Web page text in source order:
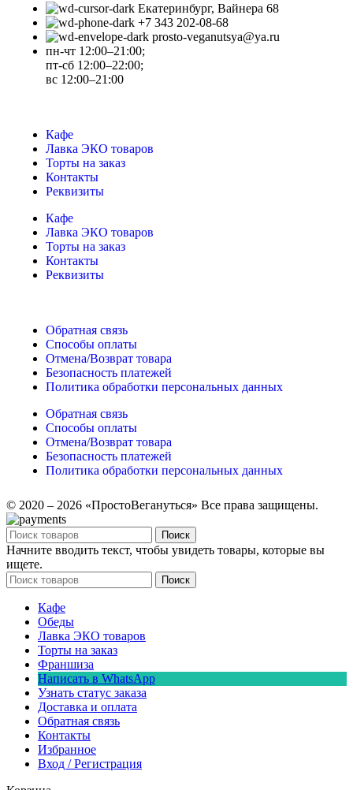
Екатеринбург, Вайнера 68
+7 343 202-08-68
prosto-veganutsya@ya.ru
пн-чт 12:00–21:00;
пт-сб 12:00–22:00;
вс 12:00–21:00
Кафе
Лавка ЭКО товаров
Торты на заказ
Контакты
Реквизиты
Кафе
Лавка ЭКО товаров
Торты на заказ
Контакты
Реквизиты
Обратная связь
Способы оплаты
Отмена/Возврат товара
Безопасность платежей
Политика обработки персональных данных
Обратная связь
Способы оплаты
Отмена/Возврат товара
Безопасность платежей
Политика обработки персональных данных
© 2020 – 2026 «ПростоВегануться» Все права защищены.
Поиск
Начните вводить текст, чтобы увидеть товары, которые вы
ищете.
Поиск
Кафе
Обеды
Лавка ЭКО товаров
Торты на заказ
Франшиза
Написать в WhatsApp
Узнать статус заказа
Доставка и оплата
Обратная связь
Контакты
Избранное
Вход / Регистрация